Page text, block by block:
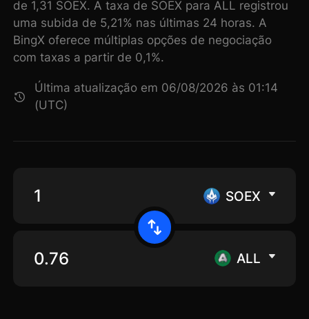
de 1,31 SOEX. A taxa de SOEX para ALL registrou
uma subida de 5,21% nas últimas 24 horas. A
BingX oferece múltiplas opções de negociação
com taxas a partir de 0,1%.
Última atualização em 06/08/2026 às 01:14
(UTC)
SOEX
ALL